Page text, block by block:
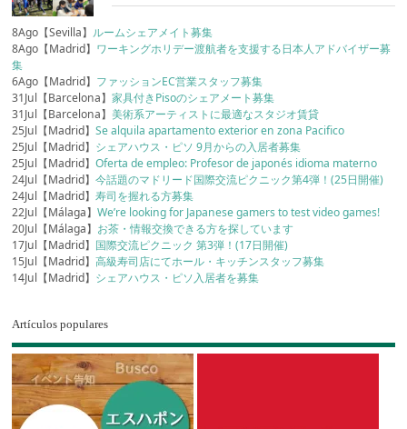
8Ago【Sevilla】 ルームシェアメイト募集
8Ago【Madrid】 ワーキングホリデー渡航者を支援する日本人アドバイザー募
集
6Ago【Madrid】 ファッションEC営業スタッフ募集
31Jul【Barcelona】家具付きPisoのシェアメート募集
31Jul【Barcelona】美術系アーティストに最適なスタジオ賃貸
25Jul【Madrid】Se alquila apartamento exterior en zona Pacifico
25Jul【Madrid】 シェアハウス・ピソ 9月からの入居者募集
25Jul【Madrid】Oferta de empleo: Profesor de japonés idioma materno
24Jul【Madrid】今話題のマドリード国際交流ピクニック第4弾！(25日開催)
24Jul【Madrid】寿司を握れる方募集
22Jul【Málaga】We’re looking for Japanese gamers to test video games!
20Jul【Málaga】 お茶・情報交換できる方を探しています
17Jul【Madrid】 国際交流ピクニック 第3弾！(17日開催)
15Jul【Madrid】高級寿司店にてホール・キッチンスタッフ募集
14Jul【Madrid】 シェアハウス・ピソ入居者を募集
Artículos populares